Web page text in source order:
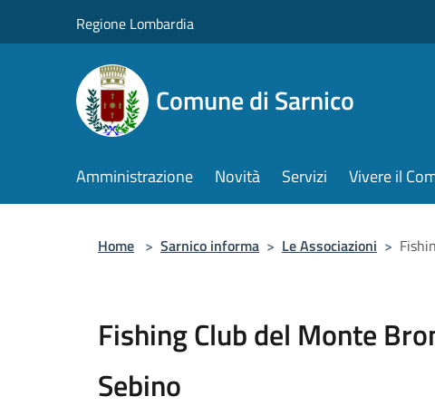
Regione Lombardia
Comune di Sarnico
Amministrazione Novità Servizi Vivere il
Home > Sarnico informa > Le Associazioni >
Fishing Club del Monte
Sebino